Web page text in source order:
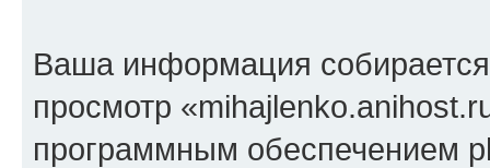
Ваша информация
просмотр
программным обеспечением